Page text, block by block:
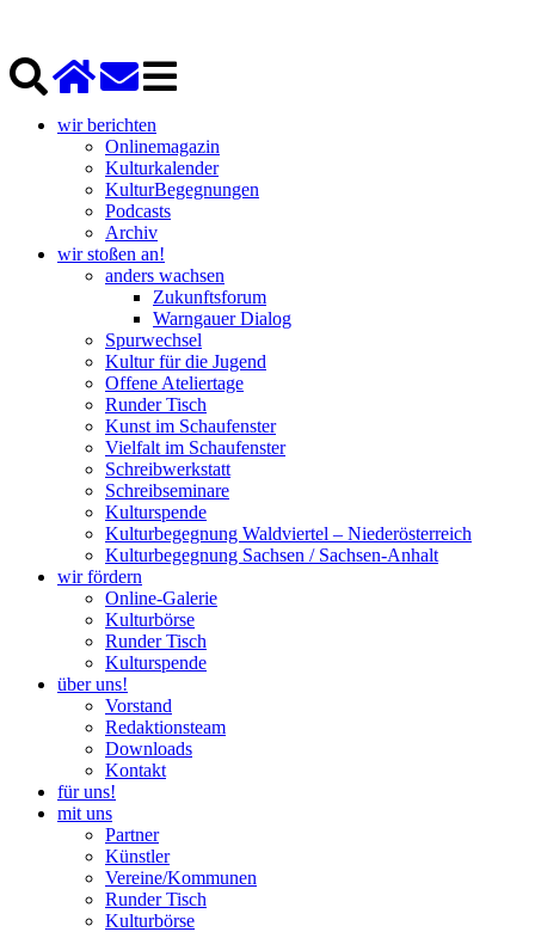
wir berichten
Onlinemagazin
Kulturkalender
KulturBegegnungen
Podcasts
Archiv
wir stoßen an!
anders wachsen
Zukunftsforum
Warngauer Dialog
Spurwechsel
Kultur für die Jugend
Offene Ateliertage
Runder Tisch
Kunst im Schaufenster
Vielfalt im Schaufenster
Schreibwerkstatt
Schreibseminare
Kulturspende
Kulturbegegnung Waldviertel – Niederösterreich
Kulturbegegnung Sachsen / Sachsen-Anhalt
wir fördern
Online-Galerie
Kulturbörse
Runder Tisch
Kulturspende
über uns!
Vorstand
Redaktionsteam
Downloads
Kontakt
für uns!
mit uns
Partner
Künstler
Vereine/Kommunen
Runder Tisch
Kulturbörse